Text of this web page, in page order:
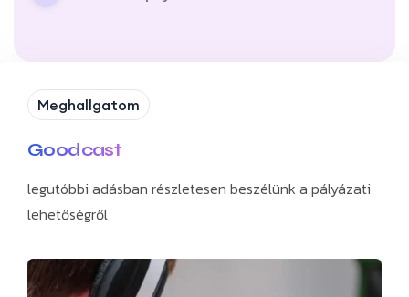
Meghallgatom
Goodcast
legutóbbi adásban részletesen beszélünk a pályázati
lehetőségről